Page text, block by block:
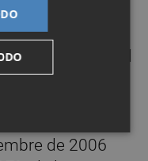
fue
y renovado a
que en realidad
que se
de 2006